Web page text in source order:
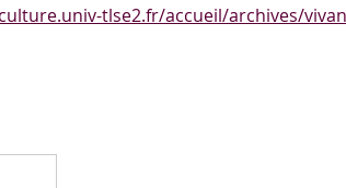
tlse2.fr/accueil/archives/